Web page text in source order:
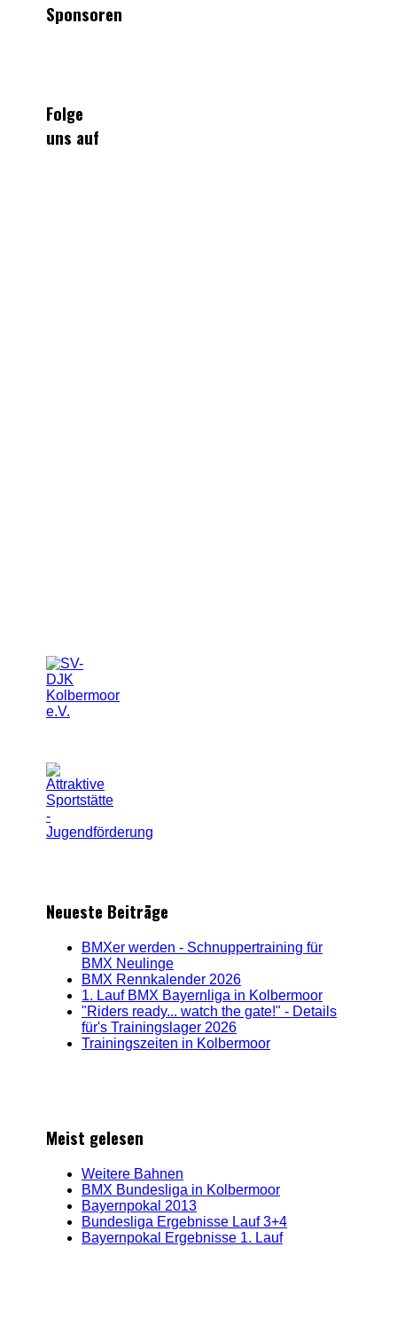
Sponsoren
Folge
uns auf
Neueste Beiträge
BMXer werden - Schnuppertraining für
BMX Neulinge
BMX Rennkalender 2026
1. Lauf BMX Bayernliga in Kolbermoor
"Riders ready... watch the gate!" - Details
für's Trainingslager 2026
Trainingszeiten in Kolbermoor
Meist gelesen
Weitere Bahnen
BMX Bundesliga in Kolbermoor
Bayernpokal 2013
Bundesliga Ergebnisse Lauf 3+4
Bayernpokal Ergebnisse 1. Lauf